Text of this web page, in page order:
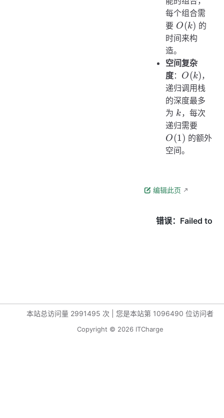
每个组合需
要 O(k)
O(k) 的
时间来构
造。
空间复杂
度： O(k)
O(k)，
递归调用栈
的深度最多
为 k
k，每次
递归需要
O(1) 的额外
空间。
编辑此页
本站总访问量 2991495 次 您是本站第 1096490 位访问者
Copyright © 2026 ITCharge